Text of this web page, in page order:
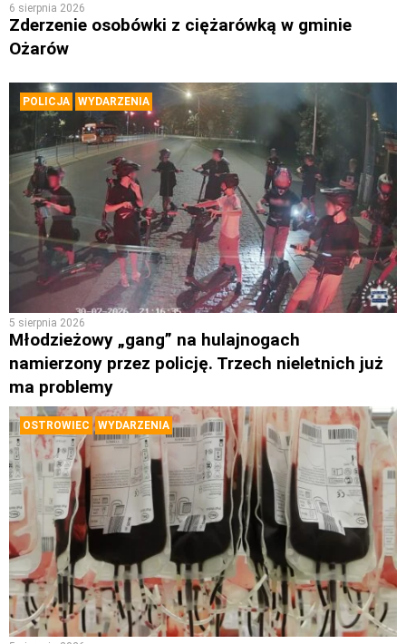
6 sierpnia 2026
Zderzenie osobówki z ciężarówką w gminie
Ożarów
POLICJA WYDARZENIA
5 sierpnia 2026
Młodzieżowy „gang” na hulajnogach
namierzony przez policję. Trzech nieletnich już
ma problemy
OSTROWIEC WYDARZENIA